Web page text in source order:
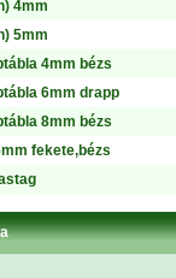
4mm
5mm
4mm bézs
6mm drapp
8mm bézs
fekete,bézs